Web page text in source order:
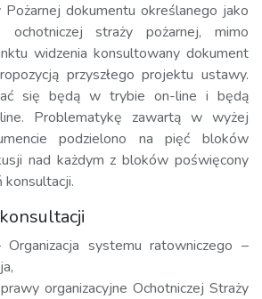
dokumentu określanego jako
straży pożarnej, mimo
widzenia konsultowany dokument
przyszłego projektu ustawy.
się będą w trybie on-line i będą
Problematykę zawartą w wyżej
podzielono na pięć bloków
nad każdym z bloków poświęcony
konsultacji.
systemu ratowniczego –
organizacyjne Ochotniczej Straży